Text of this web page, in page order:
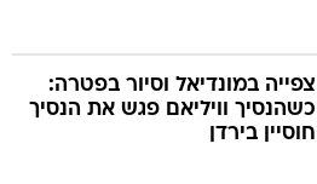
צפייה במונדיאל וסיור בפטרה:
כשהנסיך וויליאם פגש את הנסיך
חוסיין בירדן